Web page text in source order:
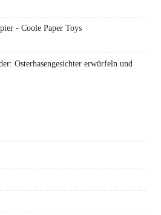
- Coole Paper Toys
Osterhasengesichter erwürfeln und